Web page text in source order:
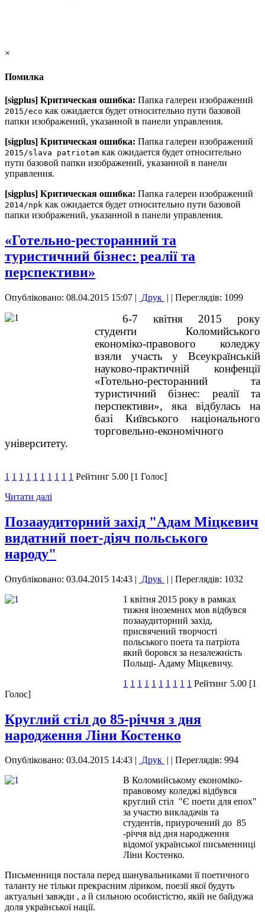
×
Помилка
[sigplus] Критическая ошибка: Папка галереи изображений
2015/eco как ожидается будет относительно пути базовой
папки изображений, указанной в панели управления.
[sigplus] Критическая ошибка: Папка галереи изображений
2015/slava patriotam как ожидается будет относительно
пути базовой папки изображений, указанной в панели
управления.
[sigplus] Критическая ошибка: Папка галереи изображений
2014/npk как ожидается будет относительно пути базовой
папки изображений, указанной в панели управления.
«Готельно-ресторанний та
туристичний бізнес: реалії та
перспективи»
Опубліковано: 08.04.2015 15:07 | Друк | | Переглядів: 1099
6-7 квітня 2015 року
студенти Коломийського
економіко-правового коледжу
взяли участь у Всеукраїнській
науково-практичній конфенції
«Готельно-ресторанний та
туристичний бізнес: реалії та
перспективи», яка відбулась на
базі Київського національного
торговельно-економічного
університету.
1 1 1 1 1 1 1 1 1 1 Рейтинг 5.00 [1 Голос]
Читати далі
Позааудиторний захід "Адам Міцкевич
видатний поет-діяч польського
народу"
Опубліковано: 03.04.2015 14:43 | Друк | | Переглядів: 1032
1 квітня 2015 року в рамках
тижня іноземних мов відбувся
позааудиторний захід,
присвячений творчості
польського поета та патріота
який боровся за незалежність
Польщі- Адаму Міцкевичу.
1 1 1 1 1 1 1 1 1 1 Рейтинг 5.00 [1
Голос]
Круглий стіл до 85-річчя з дня
народження Ліни Костенко
Опубліковано: 03.04.2015 14:43 | Друк | | Переглядів: 994
В Коломийському економіко-
правовому коледжі відбувся
круглий стіл "Є поети для епох"
за участю викладачів та
студентів, приурочений до 85
-річчя від дня народження
відомої української письменниці
Ліни Костенко.
Письменниця постала перед шанувальниками її поетичного
таланту не тільки прекрасним ліриком, поезії якої будуть
актуальні завжди , а й сильною особистістю, якій не байдужа
доля української нації.